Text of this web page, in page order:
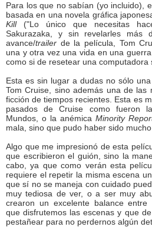
Para los que no sabían (yo incluido),
basada en una novela gráfica
Kill("Lo único que necesitas
Sakurazaka, y sin revelarles
avance/trailer de la película, Tom
una y otra vez una vida en una
como si de resetear una computadora
Esta es sin lugar a dudas no sólo
Tom Cruise, sino además una de las
ficción de tiempos recientes. Esta es
pasados de Cruise como fueron
Mundos, o la anémica Minority
mala, sino que pudo haber sido mucho
Algo que me impresionó de esta
que escribieron el guión, sino la
cabo, ya que como verán esta
requiere el repetir la misma escena
que sí no se maneja con cuidado
muy tediosa de ver, o a ser muy
crearon un excelente balance entre
que disfrutemos las escenas y que
pestañear para no perdernos algún